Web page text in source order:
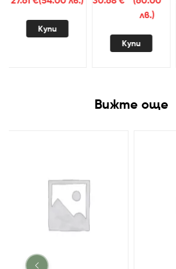
термо мляко
150 мл.
Купи
арган и
макадамия
лв.)
Купи
Вижте още